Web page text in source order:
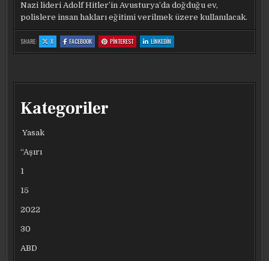
Nazi lideri Adolf Hitler’in Avusturya’da doğduğu ev,
polislere insan hakları eğitimi verilmek üzere kullanılacak.
SHARE: X:
AVUSTURYA,
HITLER’IN
HAKLARI
FACEBOOK:
AVUSTURYA,
HITLER’IN
HAKLARI
PINTEREST:
AVUSTURYA,
HITLER’IN
HAKLARI
LINKEDIN
AVUSTURYA,
HITLER’IN
HAKLARI
Kategoriler
Yasak
“Aşırı
1
15
2022
30
ABD